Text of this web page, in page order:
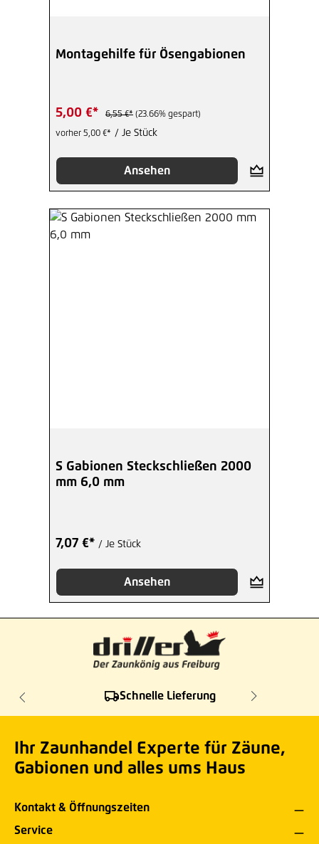
Montagehilfe für Ösengabionen
5,00 €* 6,55 €* (23.66% gespart)
vorher 5,00 €* / Je Stück
Ansehen
S Gabionen Steckschließen 2000
mm 6,0 mm
7,07 €* / Je Stück
Ansehen
Schnelle Lieferung
Ihr Zaunhandel Experte für Zäune,
Gabionen und alles ums Haus
Kontakt & Öffnungszeiten
Service